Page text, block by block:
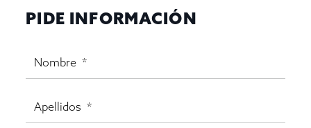
PIDE INFORMACIÓN